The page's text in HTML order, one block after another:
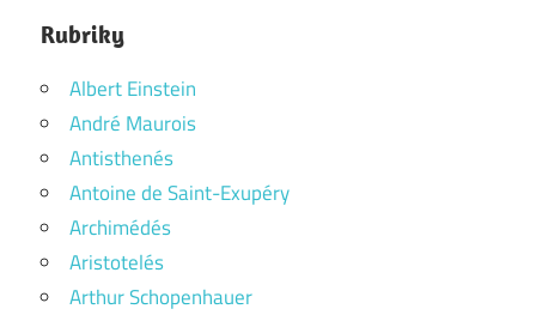
Rubriky
Albert Einstein
André Maurois
Antisthenés
Antoine de Saint-Exupéry
Archimédés
Aristotelés
Arthur Schopenhauer